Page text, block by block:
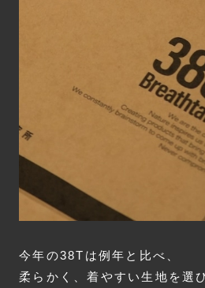
今年の38Tは例年と比べ、
柔らかく、着やすい生地を選